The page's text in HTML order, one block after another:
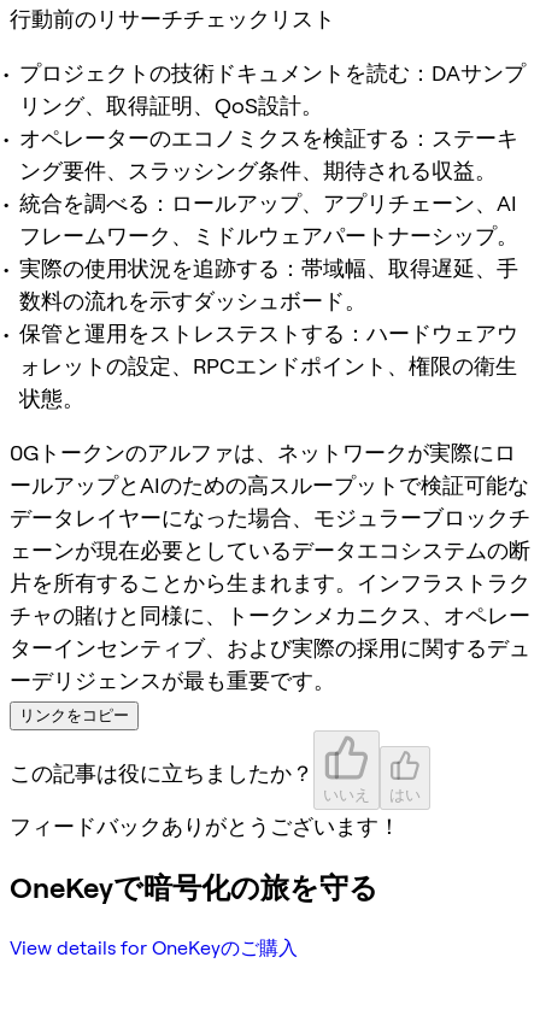
行動前のリサーチチェックリスト
プロジェクトの技術ドキュメントを読む：DAサンプ
リング、取得証明、QoS設計。
オペレーターのエコノミクスを検証する：ステーキ
ング要件、スラッシング条件、期待される収益。
統合を調べる：ロールアップ、アプリチェーン、AI
フレームワーク、ミドルウェアパートナーシップ。
実際の使用状況を追跡する：帯域幅、取得遅延、手
数料の流れを示すダッシュボード。
保管と運用をストレステストする：ハードウェアウ
ォレットの設定、RPCエンドポイント、権限の衛生
状態。
0Gトークンのアルファは、ネットワークが実際にロ
ールアップとAIのための高スループットで検証可能な
データレイヤーになった場合、モジュラーブロックチ
ェーンが現在必要としているデータエコシステムの断
片を所有することから生まれます。インフラストラク
チャの賭けと同様に、トークンメカニクス、オペレー
ターインセンティブ、および実際の採用に関するデュ
ーデリジェンスが最も重要です。
リンクをコピー
この記事は役に立ちましたか？
いいえ はい
フィードバックありがとうございます！
OneKeyで暗号化の旅を守る
View details for OneKeyのご購入